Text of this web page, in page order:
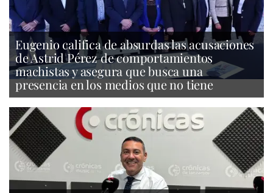
Eugenio califica de absurdas las acusaciones
de Astrid Pérez de comportamientos
machistas y asegura que busca una
presencia en los medios que no tiene